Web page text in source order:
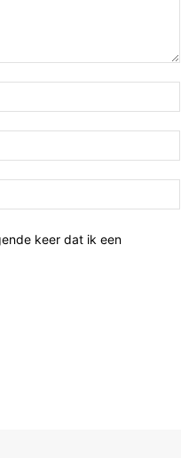
keer dat ik een